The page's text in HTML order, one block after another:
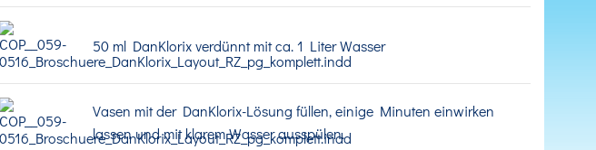
50 ml DanKlorix verdünnt mit ca. 1 Liter Wasser
Vasen mit der DanKlorix-Lösung füllen, einige Minuten einwirken
lassen und mit klarem Wasser ausspülen.